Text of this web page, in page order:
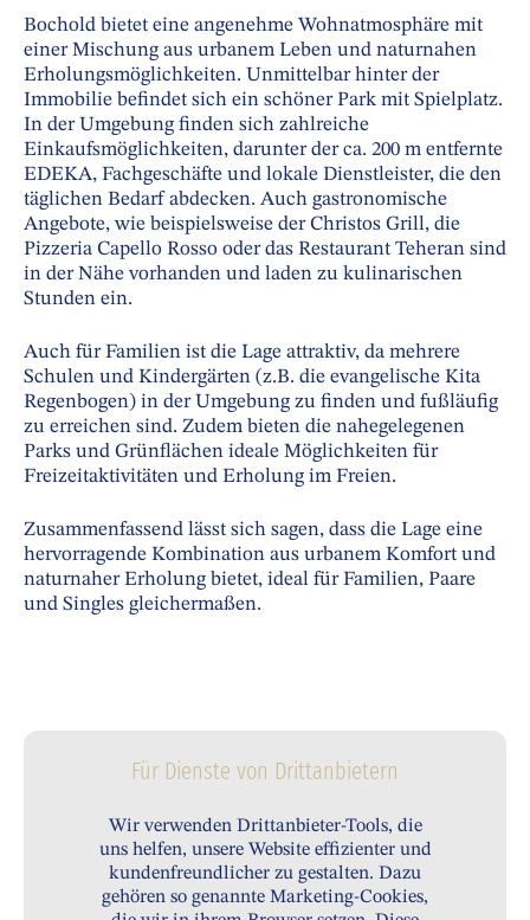
Bochold bietet eine angenehme Wohnatmosphäre mit
einer Mischung aus urbanem Leben und naturnahen
Erholungsmöglichkeiten. Unmittelbar hinter der
Immobilie befindet sich ein schöner Park mit Spielplatz.
In der Umgebung finden sich zahlreiche
Einkaufsmöglichkeiten, darunter der ca. 200 m entfernte
EDEKA, Fachgeschäfte und lokale Dienstleister, die den
täglichen Bedarf abdecken. Auch gastronomische
Angebote, wie beispielsweise der Christos Grill, die
Pizzeria Capello Rosso oder das Restaurant Teheran sind
in der Nähe vorhanden und laden zu kulinarischen
Stunden ein.
Auch für Familien ist die Lage attraktiv, da mehrere
Schulen und Kindergärten (z.B. die evangelische Kita
Regenbogen) in der Umgebung zu finden und fußläufig
zu erreichen sind. Zudem bieten die nahegelegenen
Parks und Grünflächen ideale Möglichkeiten für
Freizeitaktivitäten und Erholung im Freien.
Zusammenfassend lässt sich sagen, dass die Lage eine
hervorragende Kombination aus urbanem Komfort und
naturnaher Erholung bietet, ideal für Familien, Paare
und Singles gleichermaßen.
Für Dienste von Drittanbietern
Wir verwenden Drittanbieter-Tools, die
uns helfen, unsere Website effizienter und
kundenfreundlicher zu gestalten. Dazu
gehören so genannte Marketing-Cookies,